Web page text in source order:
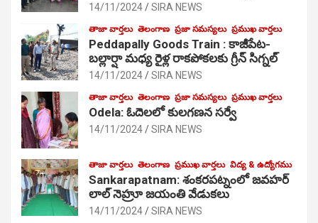
14/11/2024 SIRA NEWS
తాజా వార్తలు తెలంగాణ ప్రజా సమస్యలు ప్రముఖ వార్తలు
Peddapally Goods Train : కాజీపేట-
బల్లార్షా మధ్య రైళ్ల రాకపోకలకు గ్రీన్ సిగ్నల్
14/11/2024 SIRA NEWS
తాజా వార్తలు తెలంగాణ ప్రజా సమస్యలు ప్రముఖ వార్తలు
Odela: ఓదెలలో కులగణన సర్వే
14/11/2024 SIRA NEWS
తాజా వార్తలు తెలంగాణ ప్రముఖ వార్తలు విద్య & ఉద్యోగము
Sankarapatnam: శంకరపట్నంలో జవహర్
లాల్ నెహ్రూ జయంతి వేడుకలు
14/11/2024 SIRA NEWS